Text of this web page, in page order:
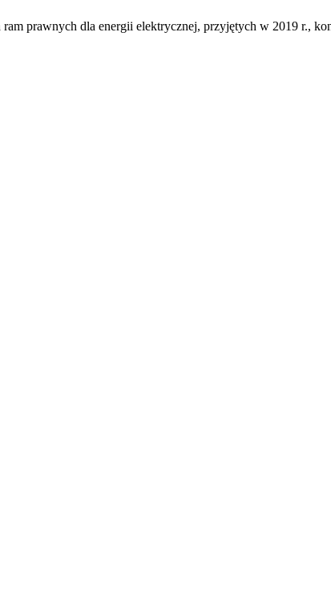
prawnych dla energii elektrycznej, przyjętych w 2019 r.,